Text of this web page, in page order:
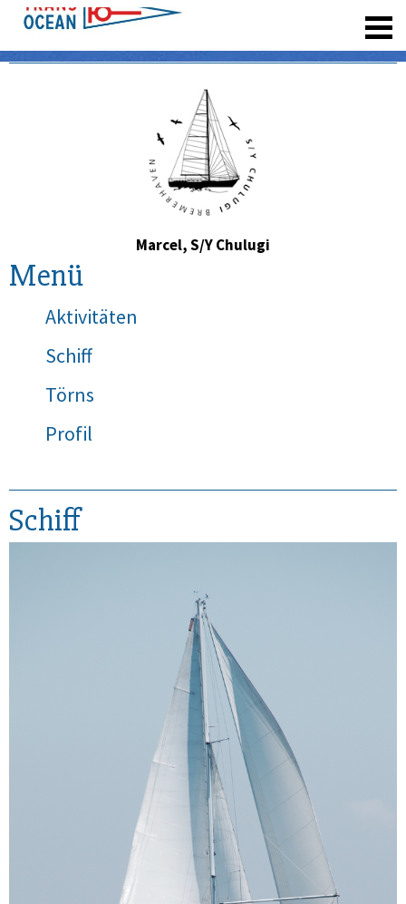
Marcel, S/Y Chulugi
Menü
Aktivitäten
Schiff
Törns
Profil
Schiff